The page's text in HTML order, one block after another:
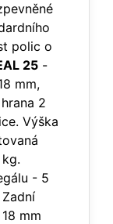
polic o
25 -
mm,
2
Výška
kg.
- 5
mm